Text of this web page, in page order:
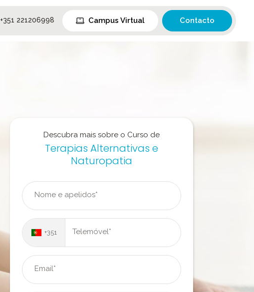
+351 221206998 Campus Virtual Contacto
Descubra mais sobre o Curso de
Terapias Alternativas e
Naturopatia
Nome e apelidos*
+351 Telemóvel*
Email*